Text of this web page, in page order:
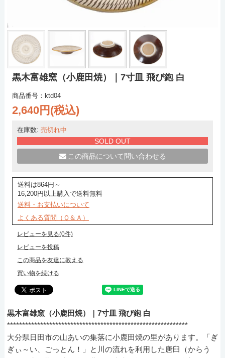
黒木富雄窯（小鹿田焼）｜7寸皿 飛び鉋 白
商品番号：ktd04
2,640円(税込)
在庫数: 売切れ中
SOLD OUT
この商品について問い合わせる
送料は864円～
16,200円以上購入で送料無料
送料・お支払いについて
よくある質問（Ｑ＆Ａ）
レビューを見る(0件)
レビューを投稿
この商品を友達に教える
買い物を続ける
黒木富雄窯（小鹿田焼）｜7寸皿 飛び鉋 白
************************************************************
大分県日田市の山あいの集落に小鹿田焼の里があります。「ぎ
ぎぃ～い、ごっとん！」と川の流れを利用した唐臼（からう